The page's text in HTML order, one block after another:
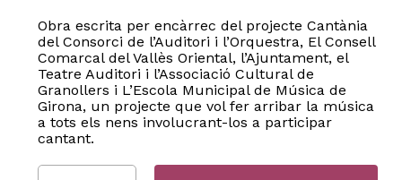
Obra escrita per encàrrec del projecte Cantània
del Consorci de l’Auditori i l’Orquestra, El Consell
Comarcal del Vallès Oriental, l’Ajuntament, el
Teatre Auditori i l’Associació Cultural de
Granollers i L’Escola Municipal de Música de
Girona, un projecte que vol fer arribar la música
a tots els nens involucrant-los a participar
cantant.